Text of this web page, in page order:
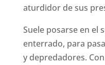
aturdidor de sus
Suele posarse en el
enterrado, para
y depredadores.